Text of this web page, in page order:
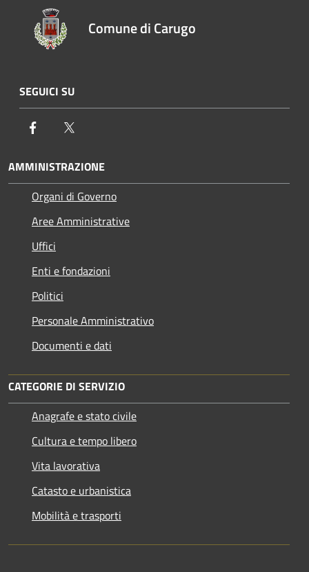
Comune di Carugo
SEGUICI SU
Facebook
AMMINISTRAZIONE
Organi di Governo
Aree Amministrative
Uffici
Enti e fondazioni
Politici
Personale Amministrativo
Documenti e dati
CATEGORIE DI SERVIZIO
Anagrafe e stato civile
Cultura e tempo libero
Vita lavorativa
Catasto e urbanistica
Mobilità e trasporti